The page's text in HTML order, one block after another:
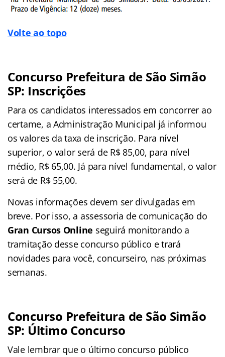
Volte ao topo
Concurso Prefeitura de São Simão
SP: Inscrições
Para os candidatos interessados em concorrer ao
certame, a Administração Municipal já informou
os valores da taxa de inscrição. Para nível
superior, o valor será de R$ 85,00, para nível
médio, R$ 65,00. Já para nível fundamental, o valor
será de R$ 55,00.
Novas informações devem ser divulgadas em
breve. Por isso, a assessoria de comunicação do
Gran Cursos Online seguirá monitorando a
tramitação desse concurso público e trará
novidades para você, concurseiro, nas próximas
semanas.
Concurso Prefeitura de São Simão
SP: Último Concurso
Vale lembrar que o último concurso público